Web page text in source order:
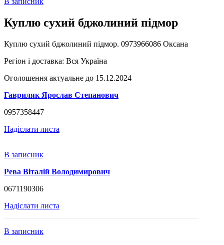
Куплю сухий бджолиний підмор
Куплю сухий бджолиний підмор. 0973966086 Оксана
Регіон і доставка: Вся Україна
Оголошення актуальне до 15.12.2024
Гавриляк Ярослав Степанович
0957358447
Надіслати листа
В записник
Рева Віталій Володимирович
0671190306
Надіслати листа
В записник